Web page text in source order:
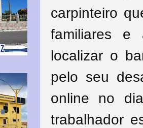
carpinteiro
familiares e
localizar o
pelo seu
online no
trabalhador